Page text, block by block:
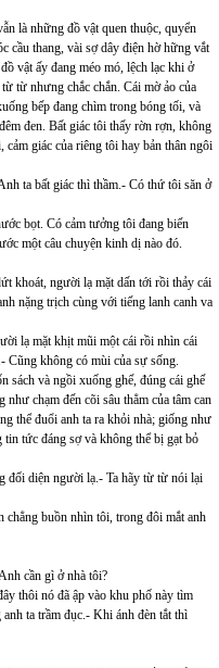
là những đồ vật quen thuộc, quyển
cầu thang, vài sợ dây điện hờ hững vắt
vật ấy đang méo mó, lệch lạc khi ở
từ nhưng chắc chắn. Cái mờ ảo của
bếp đang chìm trong bóng tối, và
đen. Bất giác tôi thấy rờn rợn, không
giác của riêng tôi hay bản thân ngôi
ta bất giác thì thầm.- Có thứ tôi săn ở
bọt. Có cảm tưởng tôi đang biến
một câu chuyện kinh dị nào đó.
khoát, người lạ mặt dấn tới rồi thảy cái
nặng trịch cùng với tiếng lanh canh va
lạ mặt khịt mũi một cái rồi nhìn cái
Cũng không có mùi của sự sống.
sách và ngồi xuống ghế, đúng cái ghế
chạm đến cõi sâu thẳm của tâm can
thể đuổi anh ta ra khỏi nhà; giống như
tức đáng sợ và không thể bị gạt bỏ
diện người lạ.- Ta hãy từ từ nói lại
chẳng buồn nhìn tôi, trong đôi mắt anh
cần gì ở nhà tôi?
thôi nó đã ập vào khu phố này tìm
ta trầm đục.- Khi ánh đèn tắt thì